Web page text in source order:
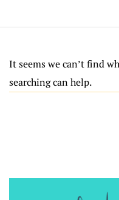
It seems we can’t find
searching can help.